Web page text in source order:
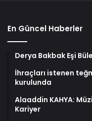
En Güncel Haberler
Derya Bakbak Eşi
İhraçları istenen
kurulunda
Alaaddin KAHYA:
Kariyer